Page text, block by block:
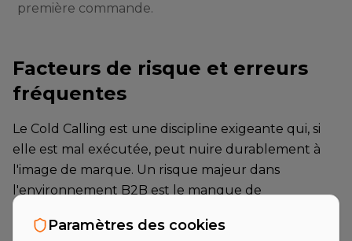
première commande.
Facteurs de risque et erreurs
fréquentes
Le Cold Calling est une discipline exigeante qui, si
elle est mal exécutée, peut nuire durablement à
l'image de marque. Un risque majeur dans
l'environnement B2B est le manque de
conversation avec un ingénieur ou un responsable
Paramètres des cookies